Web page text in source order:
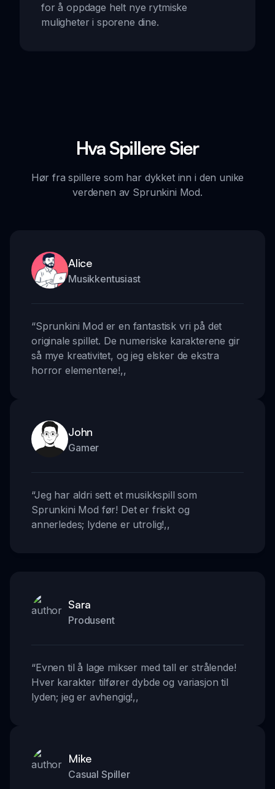
for å oppdage helt nye rytmiske
muligheter i sporene dine.
Hva Spillere Sier
Hør fra spillere som har dykket inn i den unike
verdenen av Sprunkini Mod.
Alice
Musikkentusiast
“Sprunkini Mod er en fantastisk vri på det
originale spillet. De numeriske karakterene gir
så mye kreativitet, og jeg elsker de ekstra
horror elementene!,,
John
Gamer
“Jeg har aldri sett et musikkspill som
Sprunkini Mod før! Det er friskt og
annerledes; lydene er utrolig!,,
Sara
Produsent
“Evnen til å lage mikser med tall er strålende!
Hver karakter tilfører dybde og variasjon til
lyden; jeg er avhengig!,,
Mike
Casual Spiller